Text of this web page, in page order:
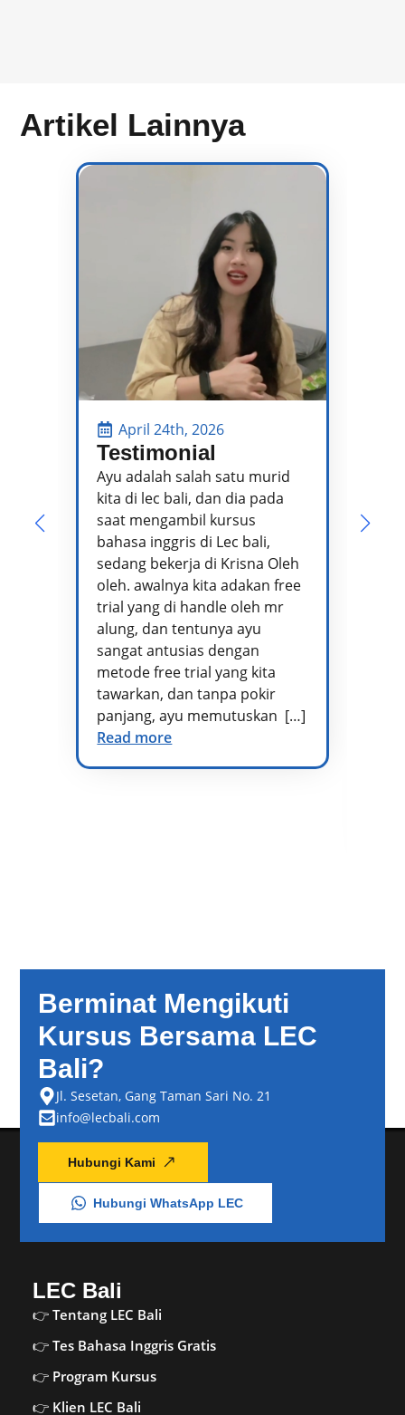
Artikel Lainnya
April 24th, 2026
Testimonial
Ayu adalah salah satu murid
kita di lec bali, dan dia pada
saat mengambil kursus
bahasa inggris di Lec bali,
sedang bekerja di Krisna Oleh
oleh. awalnya kita adakan free
trial yang di handle oleh mr
alung, dan tentunya ayu
sangat antusias dengan
metode free trial yang kita
tawarkan, dan tanpa pokir
panjang, ayu memutuskan […]
Read more
Berminat Mengikuti
Kursus Bersama LEC
Bali?
Jl. Sesetan, Gang Taman Sari No. 21
info@lecbali.com
Hubungi Kami
Hubungi WhatsApp LEC
LEC Bali
Tentang LEC Bali
Tes Bahasa Inggris Gratis
Program Kursus
Klien LEC Bali